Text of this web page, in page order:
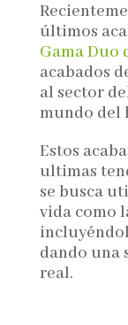
últimos
Gama Duo
acabados
al sector
mundo del
Estos
ultimas
se busca
vida como
dando una
real.